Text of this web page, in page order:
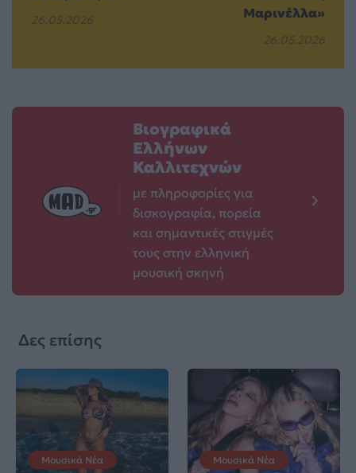
26.05.2026
Μαρινέλλα»
26.05.2026
Βιογραφικά
Ελλήνων
Καλλιτεχνών
με πληροφορίες για
δισκογραφία, πορεία
και σημαντικές στιγμές
τους στην ελληνική
μουσική σκηνή
Δες επίσης
Μουσικά Νέα Μουσικά Νέα